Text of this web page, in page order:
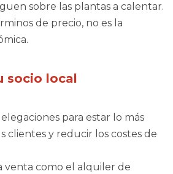
sobre las plantas a calentar.
de precio, no es la
socio local
para estar lo más
clientes y reducir los costes de
venta como el alquiler de